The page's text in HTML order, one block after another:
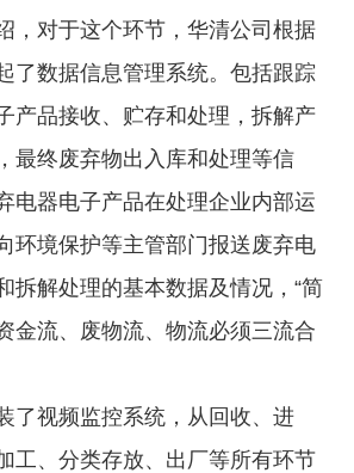
，对于这个环节，华清公司根据
了数据信息管理系统。包括跟踪
产品接收、贮存和处理，拆解产
最终废弃物出入库和处理等信
电器电子产品在处理企业内部运
环境保护等主管部门报送废弃电
拆解处理的基本数据及情况，“简
金流、废物流、物流必须三流合
视频监控系统，从回收、进
工、分类存放、出厂等所有环节